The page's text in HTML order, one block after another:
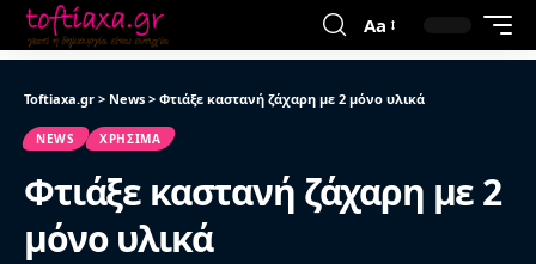
Aa
Toftiaxa.gr > News > Φτιάξε καστανή ζάχαρη με 2 μόνο υλικά
NEWS ΧΡΉΣΙΜΑ
Φτιάξε καστανή ζάχαρη με 2
μόνο υλικά